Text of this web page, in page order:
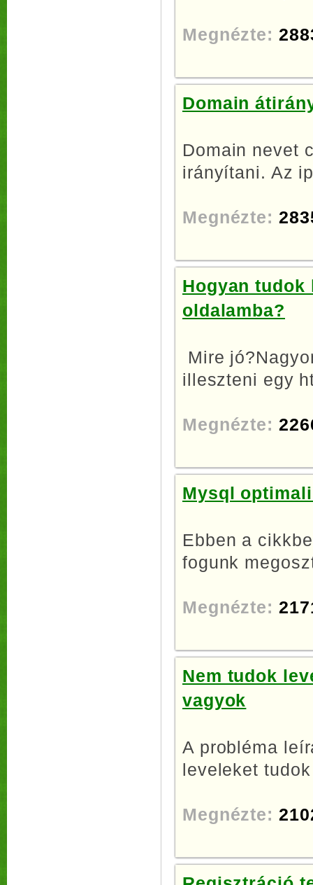
Megnézte:
Domain
Domain nevet
irányítani. Az
Megnézte:
Hogyan
oldalamba?
Mire
illeszteni egy
Megnézte:
Mysql
Ebben a
fogunk
Megnézte:
Nem tudok
vagyok
A probléma
leveleket
Megnézte: